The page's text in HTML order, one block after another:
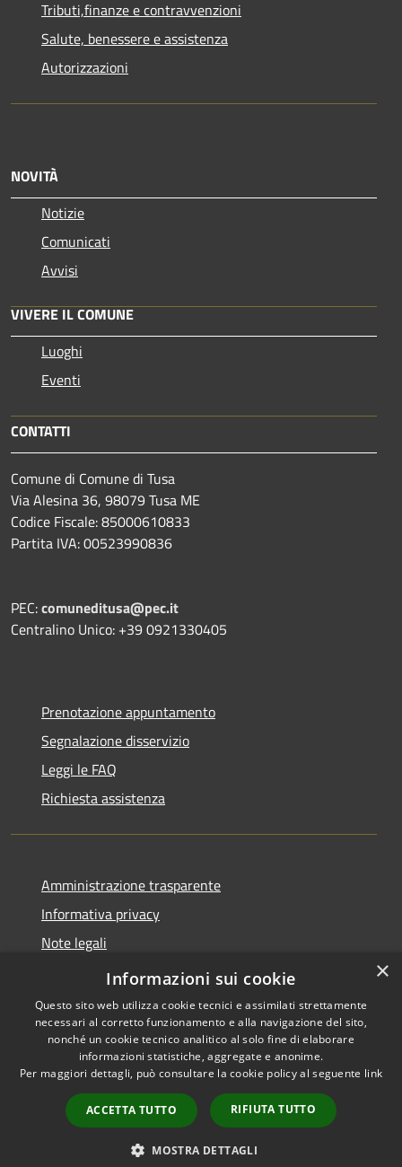
Tributi,finanze e contravvenzioni
Salute, benessere e assistenza
Autorizzazioni
NOVITÀ
Notizie
Comunicati
Avvisi
VIVERE IL COMUNE
Luoghi
Eventi
CONTATTI
Comune di Comune di Tusa
Via Alesina 36, 98079 Tusa ME
Codice Fiscale: 85000610833
Partita IVA: 00523990836
PEC:comuneditusa@pec.it
Centralino Unico: +39 0921330405
Prenotazione appuntamento
Segnalazione disservizio
Leggi le FAQ
Richiesta assistenza
Amministrazione trasparente
Informativa privacy
Note legali
Dichiarazione di accessibilità
Accessibilità
Copyright © 2026 • Comune di
Tusa • Powered by
Municipium•
Accesso
redazione
×
Informazioni sui cookie
Questo sito web utilizza cookie tecnici e assimilati strettamente
necessari al corretto funzionamento e alla navigazione del sito,
nonché un cookie tecnico analitico al solo fine di elaborare
informazioni statistiche, aggregate e anonime.
Per maggiori dettagli, può consultare la cookie policy al seguente link
ACCETTA TUTTO RIFIUTA TUTTO
MOSTRA DETTAGLI